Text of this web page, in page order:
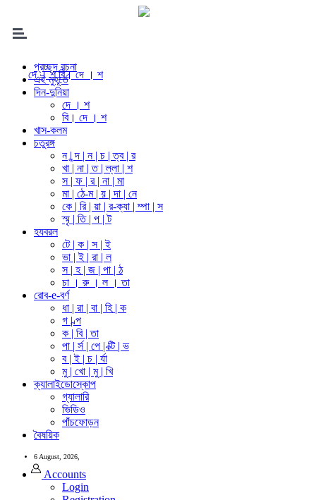
প্রচ্ছদ রচনা
এই মুহূর্তে
দিন-দুনিয়া
দে । শ
বি। দে । শ
খাস-কলম
চতুরঙ্গ
ন | ন্দ | ন | চ | ত্ব | র
খা | না | ত | ল্লা | শ
স | ফ | র | না | মা
মা | ঠে-ম | য় | দা | নে
কে | রি | য়া | র-ক্যা | ম্পা | স
স্মৃ | তি | প | ট
হযবরল
টে | ক | স | ই
ভা | ই | রা | ল
স | হ | জ | পা | ঠ
চা । রু । ল । তা
রোব-e-বর্ণ
ধা | রা | বা | হি | ক
গ | ল্প
ক | বি | তা
পা | র্স | পে | ক্টি | ভ
ব | ই | চ | র্যা
মু | খো | মু | খি
ক্যালাইডোস্কোপ
গ্যালারি
ভিডিও
পাঁচফোড়ন
বৈষয়িক
6 August, 2026,
Accounts
Login
দে । শ বি। দে । শ